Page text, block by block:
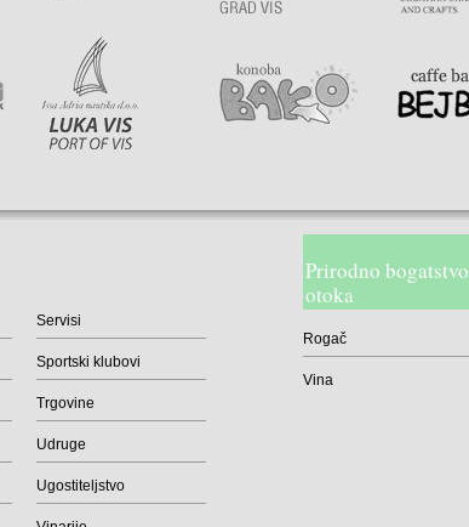
Servisi
Sportski klubovi
Trgovine
Udruge
Ugostiteljstvo
Prirodno bogatstvo
otoka
Rogač
Vina